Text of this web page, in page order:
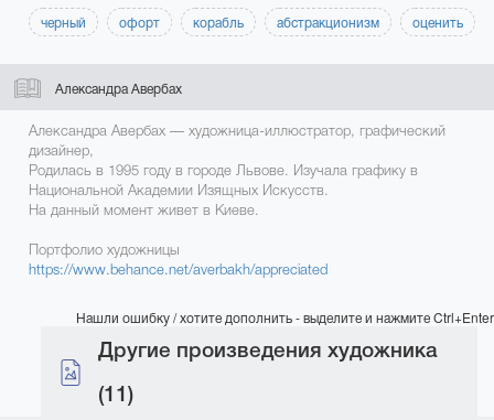
черный офорт корабль абстракционизм оценить
Александра Авербах
Александра Авербах — художница-иллюстратор, графический
дизайнер,
Родилась в 1995 году в городе Львове. Изучала графику в
Национальной Академии Изящных Искусств.
На данный момент живет в Киеве.
Портфолио художницы
https://www.behance.net/averbakh/appreciated
Нашли ошибку / хотите дополнить - выделите и нажмите Ctrl+Enter
Другие произведения художника
(11)